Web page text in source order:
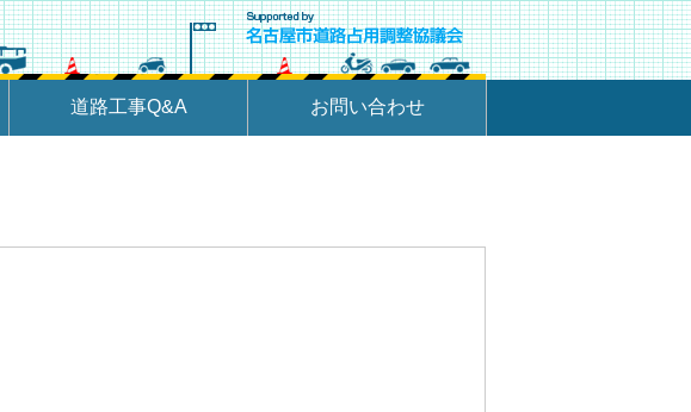
道路工事Q&A お問い合わせ